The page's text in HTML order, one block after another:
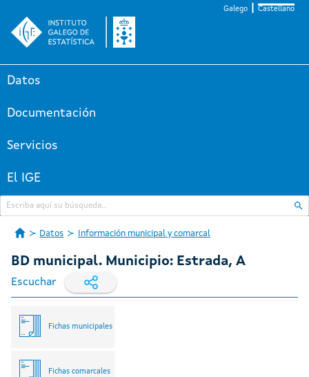
Galego Castellano
Datos
Documentación
Servicios
El IGE
Datos Información municipal y comarcal
BD municipal. Municipio: Estrada, A
Escuchar
Fichas municipales
Fichas comarcales